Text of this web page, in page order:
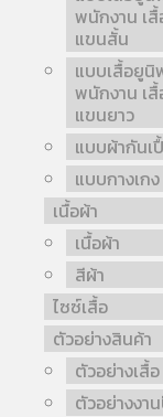
พนักงาน เ
แขนสั้น
แบบเสื้อยูนิ
พนักงาน เ
แขนยาว
แบบผ้ากันเ
แบบกางเกง
เนื้อผ้า
เนื้อผ้า
สีผ้า
ไซซ์เสื้อ
ตัวอย่างสินค้า
ตัวอย่างเสื้อ
ตัวอย่างงา